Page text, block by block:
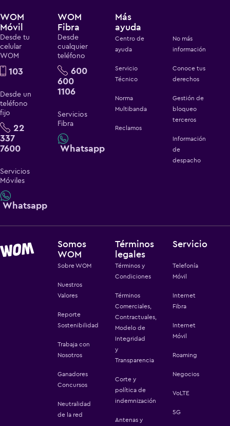
WOM
Móvil
Desde tu
celular
WOM
103
Desde un
teléfono
fijo
22
337
7600
Servicios
Móviles
Whatsapp
WOM
Fibra
Desde
cualquier
teléfono
600
600
1106
Servicios
Fibra
Whatsapp
Más
ayuda
Centro de
ayuda
Servicio
Técnico
Norma
Multibanda
Reclamos
No más
información
Conoce tus
derechos
Gestión de
bloqueo
terceros
Información
de
despacho
Somos
WOM
Sobre WOM
Nuestros
Valores
Reporte
Sostenibilidad
Trabaja con
Nosotros
Ganadores
Concursos
Neutralidad
de la red
Términos
legales
Términos y
Condiciones
Términos
Comerciales,
Contractuales,
Modelo de
Integridad
y
Transparencia
Corte y
política de
indemnización
Antenas y
Servicio
Telefonía
Móvil
Internet
Fibra
Internet
Móvil
Roaming
Negocios
VoLTE
5G